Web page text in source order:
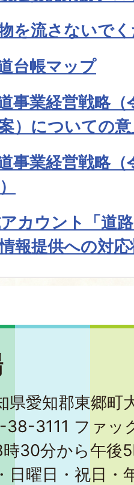
を流さないで
台帳マップ
事業経営戦略
）についての
事業経営戦略
カウント「道
報提供への対応
愛知郡東郷町
38-3111 ファ
30分から午後
日曜日・祝日・